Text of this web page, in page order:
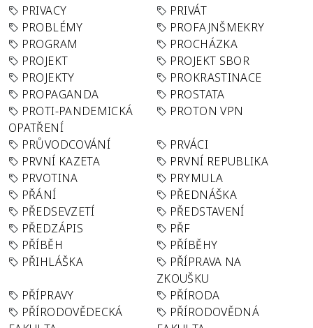
PRIVACY
PRIVÁT
PROBLÉMY
PROFAJNŠMEKRY
PROGRAM
PROCHÁZKA
PROJEKT
PROJEKT SBOR
PROJEKTY
PROKRASTINACE
PROPAGANDA
PROSTATA
PROTI-PANDEMICKÁ
OPATŘENÍ
PROTON VPN
PRŮVODCOVÁNÍ
PRVÁCI
PRVNÍ KAZETA
PRVNÍ REPUBLIKA
PRVOTINA
PRYMULA
PŘÁNÍ
PŘEDNÁŠKA
PŘEDSEVZETÍ
PŘEDSTAVENÍ
PŘEDZÁPIS
PŘF
PŘÍBĚH
PŘÍBĚHY
PŘIHLÁŠKA
PŘÍPRAVA NA
ZKOUŠKU
PŘÍPRAVY
PŘÍRODA
PŘÍRODOVĚDECKÁ
PŘÍRODOVĚDNÁ